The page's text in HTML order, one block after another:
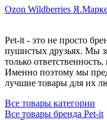
Ozon Wildberries
Pet-it - это не просто
пушистых друзьях. Мы
только
Именно поэтому мы
лучшие товары для их
Все товары категории
Все товары бренда Pet-it